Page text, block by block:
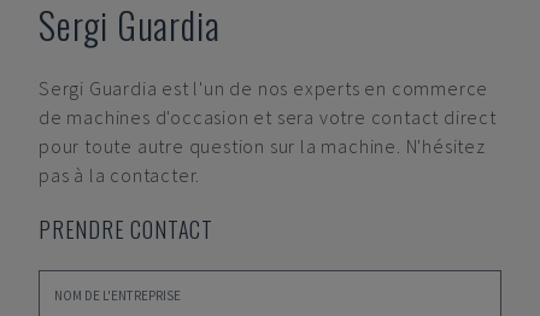
Sergi Guardia
Sergi Guardia est l'un de nos experts en commerce
de machines d'occasion et sera votre contact direct
pour toute autre question sur la machine. N'hésitez
pas à la contacter.
PRENDRE CONTACT